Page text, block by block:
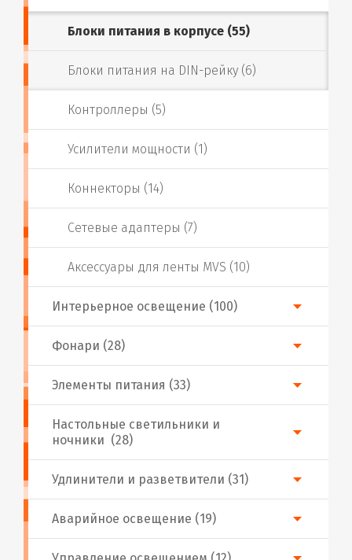
Фонари (28)
Аварийное освещение (19)
Настольные светильники и
ночники (28)
Интерьерное освещение (100)
Блоки питания в корпусе (55)
Блоки питания на DIN-рейку (6)
Контроллеры (5)
Усилители мощности (1)
Коннекторы (14)
Сетевые адаптеры (7)
Аксессуары для ленты MVS (10)
Удлинители и разветвители (31)
Элементы питания (33)